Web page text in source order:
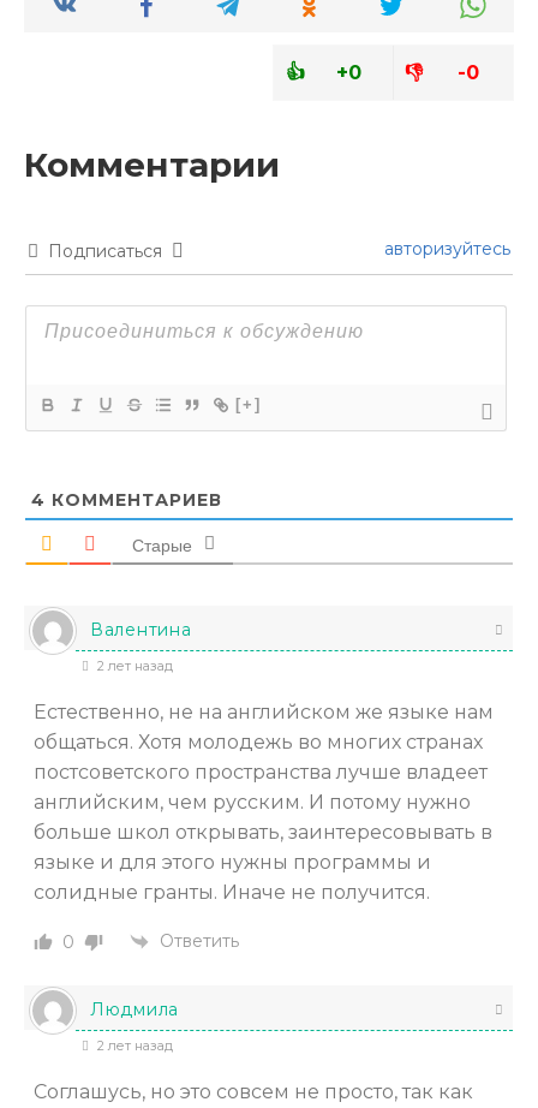
+0 -0
Подписаться авторизуйтесь
[+]
4 КОММЕНТАРИЕВ
Старые
Валентина
2 лет назад
Естественно, не на английском же языке нам
общаться. Хотя молодежь во многих странах
постсоветского пространства лучше владеет
английским, чем русским. И потому нужно
больше школ открывать, заинтересовывать в
языке и для этого нужны программы и
солидные гранты. Иначе не получится.
0 Ответить
Людмила
2 лет назад
Соглашусь, но это совсем не просто, так как